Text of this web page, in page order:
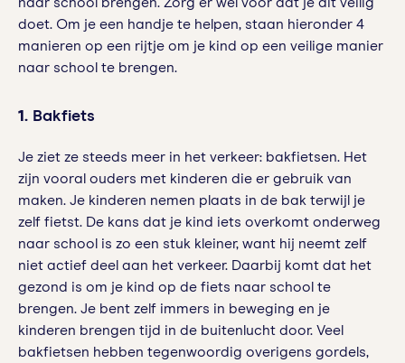
doet. Om je een handje te helpen, staan hieronder 4
manieren op een rijtje om je kind op een veilige manier
naar school te brengen.
1. Bakfiets
Je ziet ze steeds meer in het verkeer: bakfietsen. Het
zijn vooral ouders met kinderen die er gebruik van
maken. Je kinderen nemen plaats in de bak terwijl je
zelf fietst. De kans dat je kind iets overkomt onderweg
naar school is zo een stuk kleiner, want hij neemt zelf
niet actief deel aan het verkeer. Daarbij komt dat het
gezond is om je kind op de fiets naar school te
brengen. Je bent zelf immers in beweging en je
kinderen brengen tijd in de buitenlucht door. Veel
bakfietsen hebben tegenwoordig overigens gordels,